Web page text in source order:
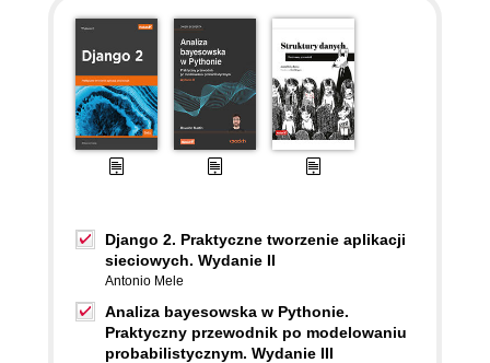
Django 2. Praktyczne tworzenie aplikacji
sieciowych. Wydanie II
Antonio Mele
Analiza bayesowska w Pythonie.
Praktyczny przewodnik po modelowaniu
probabilistycznym. Wydanie III